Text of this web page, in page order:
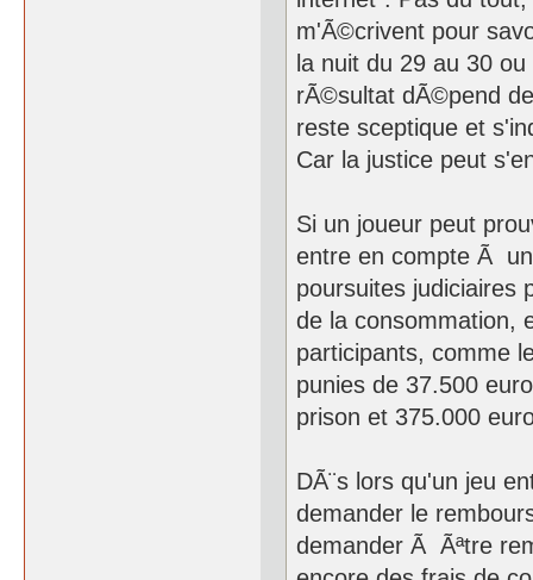
m'Ã©crivent pour
la nuit du 29 au 30
rÃ©sultat dÃ©pend
reste sceptique et
Car la justice peut
Si un joueur peut
entre en compte Ã
poursuites judiciaires
de la consommation,
participants, comme
punies de 37.500
prison et 375.000
DÃ¨s lors qu'un jeu
demander le
demander Ã Ãªtre